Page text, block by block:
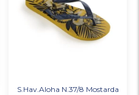
S.Hav.Aloha N.37/8 Mostarda